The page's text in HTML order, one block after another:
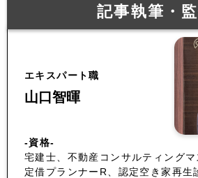
記事執筆・
エキスパート職
山口智暉
-資格-
宅建士、不動産コンサルティングマ
定借プランナーR、認定空き家再生